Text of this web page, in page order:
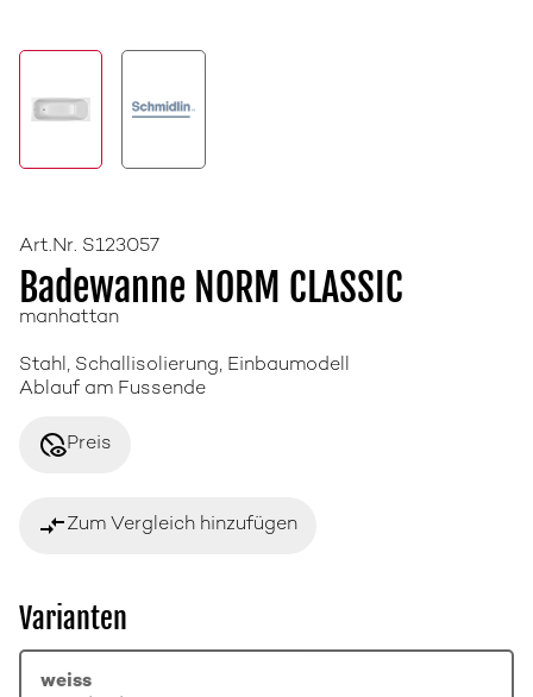
Art.Nr. S123057
Badewanne NORM CLASSIC
manhattan
Stahl, Schallisolierung, Einbaumodell
Ablauf am Fussende
disabled_visiblePreis
compare_arrowsZum Vergleich hinzufügen
Varianten
weiss